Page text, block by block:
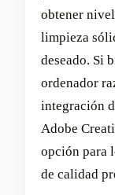
obtener
limpieza
deseado. Si
ordenador
integración
Adobe
opción para
de calidad